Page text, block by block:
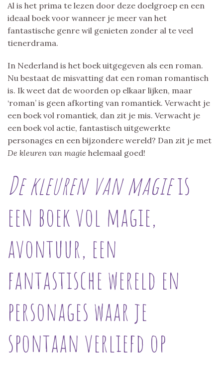
Al is het prima te lezen door deze doelgroep en een
ideaal boek voor wanneer je meer van het
fantastische genre wil genieten zonder al te veel
tienerdrama.
In Nederland is het boek uitgegeven als een roman.
Nu bestaat de misvatting dat een roman romantisch
is. Ik weet dat de woorden op elkaar lijken, maar
‘roman’ is geen afkorting van romantiek. Verwacht je
een boek vol romantiek, dan zit je mis. Verwacht je
een boek vol actie, fantastisch uitgewerkte
personages en een bijzondere wereld? Dan zit je met
De kleuren van magie helemaal goed!
De kleuren van magieis
een boek vol magie,
avontuur, een
fantastische wereld en
personages waar je
spontaan verliefd op